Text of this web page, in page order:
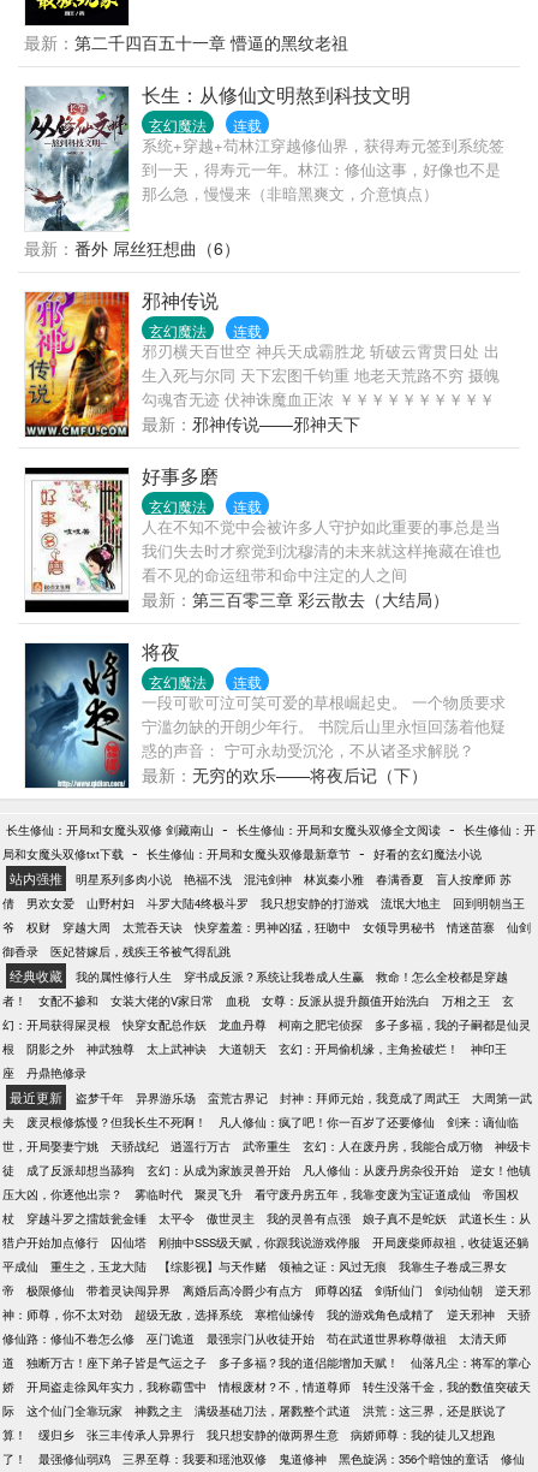
最新： 第二千四百五十一章 懵逼的黑纹老祖
长生：从修仙文明熬到科技文明
玄幻魔法 连载
系统+穿越+苟林江穿越修仙界，获得寿元签到系统签
到一天，得寿元一年。林江：修仙这事，好像也不是
那么急，慢慢来（非暗黑爽文，介意慎点）
最新： 番外 屌丝狂想曲（6）
邪神传说
玄幻魔法 连载
邪刃横天百世空 神兵天成霸胜龙 斩破云霄贯日处 出
生入死与尔同 天下宏图千钧重 地老天荒路不穷 摄魄
勾魂杳无迹 伏神诛魔血正浓 ￥￥￥￥￥￥￥￥￥￥
这是一首藏头诗，看看兄弟们能不能找出这首诗的奥
妙之处！ 另外，望大家多多支持老云，多砸老云，谢
谢大家了！
最新： 邪神传说——邪神天下
好事多磨
玄幻魔法 连载
人在不知不觉中会被许多人守护如此重要的事总是当
我们失去时才察觉到沈穆清的未来就这样掩藏在谁也
看不见的命运纽带和命中注定的人之间
最新： 第三百零三章 彩云散去（大结局）
将夜
玄幻魔法 连载
一段可歌可泣可笑可爱的草根崛起史。 一个物质要求
宁滥勿缺的开朗少年行。 书院后山里永恒回荡着他疑
惑的声音： 宁可永劫受沉沦，不从诸圣求解脱？
最新： 无穷的欢乐——将夜后记（下）
长生修仙：开局和女魔头双修 剑藏南山 - 长生修仙：开局和女魔头双修全文阅读 - 长生修仙：开
局和女魔头双修txt下载 - 长生修仙：开局和女魔头双修最新章节 - 好看的玄幻魔法小说
站内强推 明星系列多肉小说 艳福不浅 混沌剑神 林岚秦小雅 春满香夏
盲人按摩师 苏
倩
男欢女爱 山野村妇 斗罗大陆4终极斗罗 我只想安静的打游戏 流氓大地主
回到明朝当王
爷
权财 穿越大周 太荒吞天诀 快穿羞羞：男神凶猛，狂吻中 女领导男秘书 情迷苗寨
仙剑
御香录
医妃替嫁后，残疾王爷被气得乱跳
经典收藏 我的属性修行人生 穿书成反派？系统让我卷成人生赢
救命！怎么全校都是穿越
者！
女配不掺和 女装大佬的V家日常 血税 女尊：反派从提升颜值开始洗白 万相之王
玄
幻：开局获得屎灵根
快穿女配总作妖 龙血丹尊 柯南之肥宅侦探
多子多福，我的子嗣都是仙灵
根
阴影之外 神武独尊 太上武神诀 大道朝天 玄幻：开局偷机缘，主角捡破烂！
神印王
座
丹鼎艳修录
最近更新 盗梦千年 异界游乐场 蛮荒古界记 封神：拜师元始，我竟成了周武王
大周第一武
夫
废灵根修炼慢？但我长生不死啊！ 凡人修仙：疯了吧！你一百岁了还要修仙
剑来：谪仙临
世，开局娶妻宁姚
天骄战纪 逍遥行万古 武帝重生 玄幻：人在废丹房，我能合成万物
神级卡
徒
成了反派却想当舔狗 玄幻：从成为家族灵兽开始 凡人修仙：从废丹房杂役开始
逆女！他镇
压大凶，你逐他出宗？
雾临时代 聚灵飞升 看守废丹房五年，我靠变废为宝证道成仙
帝国权
杖
穿越斗罗之擂鼓瓮金锤 太平令 傲世灵主 我的灵兽有点强 娘子真不是蛇妖
武道长生：从
猎户开始加点修行
囚仙塔 刚抽中SSS级天赋，你跟我说游戏停服
开局废柴师叔祖，收徒返还躺
平成仙
重生之，玉龙大陆 【综影视】与天作赌 领袖之证：风过无痕
我靠生子卷成三界女
帝
极限修仙 带着灵诀闯异界 离婚后高冷爵少有点方 师尊凶猛 剑斩仙门 剑动仙朝
逆天邪
神：师尊，你不太对劲
超级无敌，选择系统 寒棺仙缘传 我的游戏角色成精了 逆天邪神
天骄
修仙路：修仙不卷怎么修
巫门诡道 最强宗门从收徒开始 苟在武道世界称尊做祖
太清天师
道
独断万古！座下弟子皆是气运之子 多子多福？我的道侣能增加天赋！
仙落凡尘：将军的掌心
娇
开局盗走徐凤年实力，我称霸雪中 情根废材？不，情道尊师
转生没落千金，我的数值突破天
际
这个仙门全靠玩家 神戮之主 满级基础刀法，屠戮整个武道
洪荒：这三界，还是朕说了
算！
缓归乡 张三丰传承人异界行 我只想安静的做两界生意
病娇师尊：我的徒儿又想跑
了！
最强修仙弱鸡 三界至尊：我要和瑶池双修 鬼道修神 黑色旋涡：356个暗蚀的童话 修仙